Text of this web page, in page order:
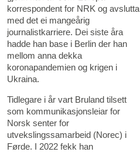
korrespondent for NRK og avslutta
med det ei mangeårig
journalistkarriere. Dei siste åra
hadde han base i Berlin der han
mellom anna dekka
koronapandemien og krigen i
Ukraina.
Tidlegare i år vart Bruland tilsett
som kommunikasjonsleiar for
Norsk senter for
utvekslingssamarbeid (Norec) i
Førde. I 2022 fekk han